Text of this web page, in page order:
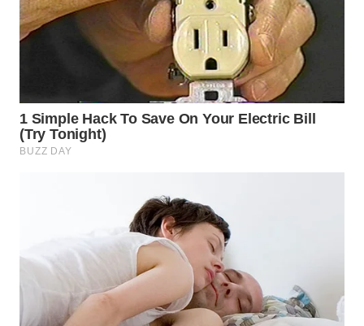
WN
SAMOSIR
LAWAS
WN
SERIBU